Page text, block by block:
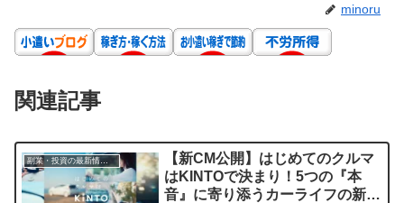
minoru
関連記事
副業・投資の最新情報まとめ
【新CM公開】はじめてのクルマ
はKINTOで決まり！5つの『本
音』に寄り添うカーライフの新し